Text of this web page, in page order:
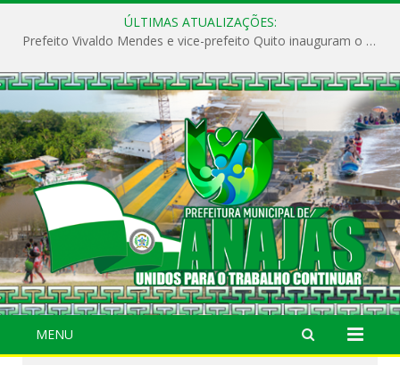
ÚLTIMAS ATUALIZAÇÕES:
Prefeito Vivaldo Mendes e vice-prefeito Quito inauguram o CAPS e fortalecem a saúde pública em Anajás.
MENU